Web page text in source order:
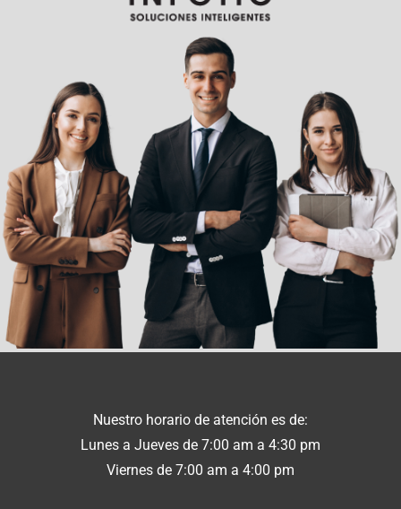
Nuestro horario de atención es de:
Lunes a Jueves de 7:00 am a 4:30 pm
Viernes de 7:00 am a 4:00 pm